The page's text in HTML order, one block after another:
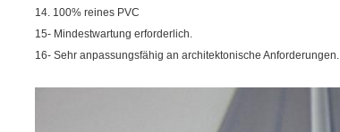
14. 100% reines PVC
15- Mindestwartung erforderlich.
16- Sehr anpassungsfähig an architektonische Anforderungen.